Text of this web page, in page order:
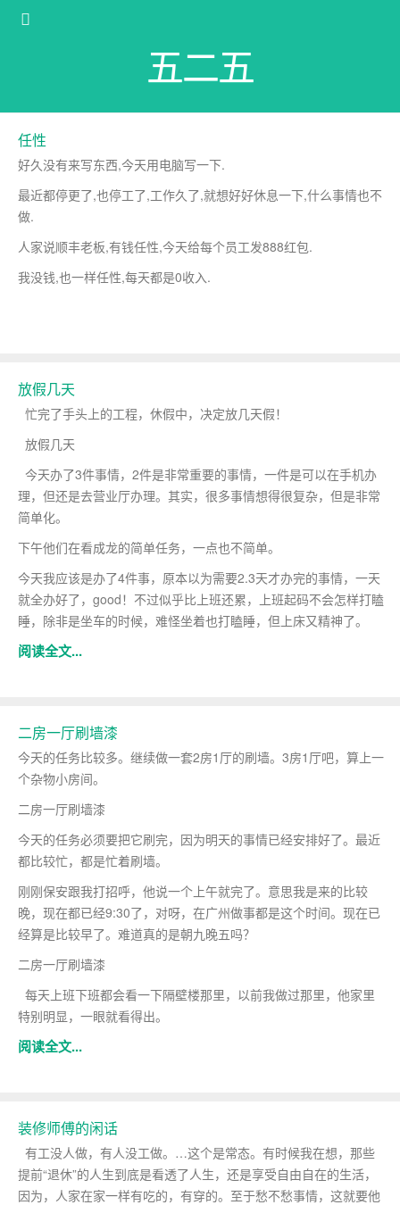
五二五
任性
好久没有来写东西,今天用电脑写一下.
最近都停更了,也停工了,工作久了,就想好好休息一下,什么事情也不
做.
人家说顺丰老板,有钱任性,今天给每个员工发888红包.
我没钱,也一样任性,每天都是0收入.
放假几天
忙完了手头上的工程，休假中，决定放几天假！
放假几天
今天办了3件事情，2件是非常重要的事情，一件是可以在手机办
理，但还是去营业厅办理。其实，很多事情想得很复杂，但是非常
简单化。
下午他们在看成龙的简单任务，一点也不简单。
今天我应该是办了4件事，原本以为需要2.3天才办完的事情，一天
就全办好了，good！不过似乎比上班还累，上班起码不会怎样打瞌
睡，除非是坐车的时候，难怪坐着也打瞌睡，但上床又精神了。
阅读全文...
二房一厅刷墙漆
今天的任务比较多。继续做一套2房1厅的刷墙。3房1厅吧，算上一
个杂物小房间。
二房一厅刷墙漆
今天的任务必须要把它刷完，因为明天的事情已经安排好了。最近
都比较忙，都是忙着刷墙。
刚刚保安跟我打招呼，他说一个上午就完了。意思我是来的比较
晚，现在都已经9:30了，对呀，在广州做事都是这个时间。现在已
经算是比较早了。难道真的是朝九晚五吗？
二房一厅刷墙漆
每天上班下班都会看一下隔壁楼那里，以前我做过那里，他家里
特别明显，一眼就看得出。
阅读全文...
装修师傅的闲话
有工没人做，有人没工做。…这个是常态。有时候我在想，那些
提前“退休”的人生到底是看透了人生，还是享受自由自在的生活，
因为，人家在家一样有吃的，有穿的。至于愁不愁事情，这就要他